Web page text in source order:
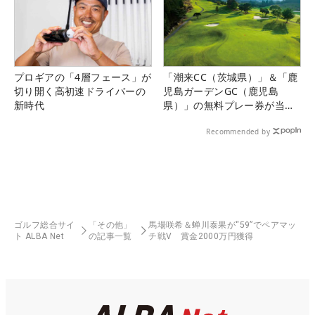
プロギアの「4層フェース」が
切り開く高初速ドライバーの
新時代
「潮来CC（茨城県）」＆「鹿
児島ガーデンGC（鹿児島
県）」の無料プレー券が当た
Recommended by
ゴルフ総合サイ
ト ALBA Net
「その他」
の記事一覧
馬場咲希＆蝉川泰果が“59”でペアマッ
チ戦V 賞金2000万円獲得